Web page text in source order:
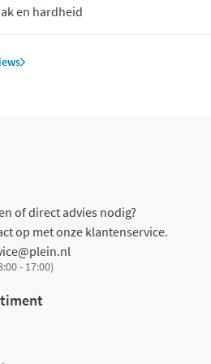
en hardheid
of direct advies nodig?
op met onze klantenservice.
- 17:00)